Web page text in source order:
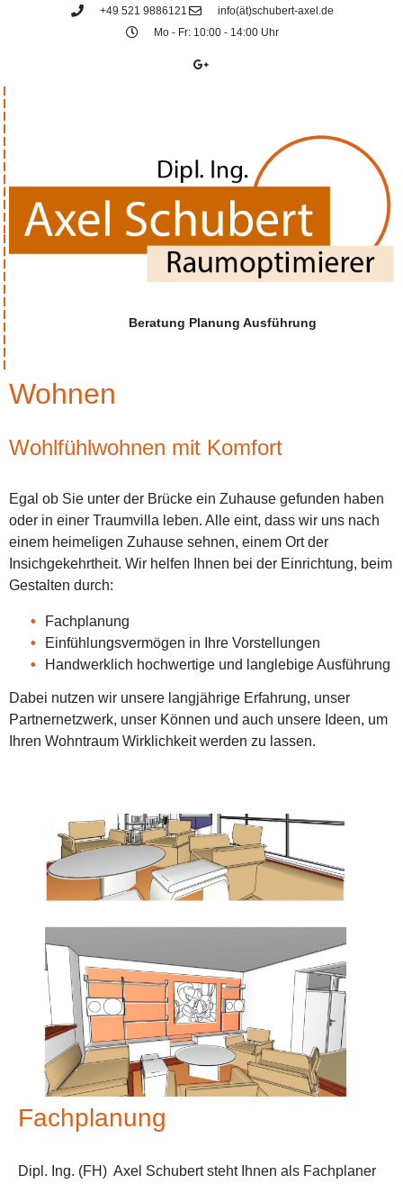
+49 521 9886121
info(ät)schubert-axel.de
Mo - Fr: 10:00 - 14:00 Uhr
Beratung Planung Ausführung
Wohnen
Wohlfühlwohnen mit Komfort
Egal ob Sie unter der Brücke ein Zuhause gefunden haben
oder in einer Traumvilla leben. Alle eint, dass wir uns nach
einem heimeligen Zuhause sehnen, einem Ort der
Insichgekehrtheit. Wir helfen Ihnen bei der Einrichtung, beim
Gestalten durch:
Fachplanung
Einfühlungsvermögen in Ihre Vorstellungen
Handwerklich hochwertige und langlebige Ausführung
Dabei nutzen wir unsere langjährige Erfahrung, unser
Partnernetzwerk, unser Können und auch unsere Ideen, um
Ihren Wohntraum Wirklichkeit werden zu lassen.
Fachplanung
Dipl. Ing. (FH) Axel Schubert steht Ihnen als Fachplaner